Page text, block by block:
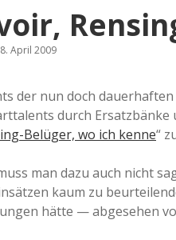
April 2009
der nun doch
durch Ersatzbänke
Belüger, wo ich kenne“
man dazu auch nicht
kaum zu
hätte — abgesehen